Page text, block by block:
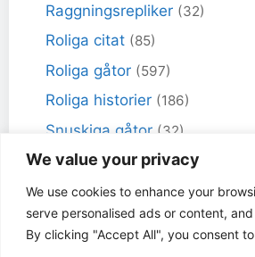
We value your privacy
We use cookies to enhance your
serve personalised ads or content,
By clicking "Accept All", you consent
Raggningsrepliker (32)
Roliga citat (85)
Roliga gåtor (597)
Roliga historier (186)
Snuskiga gåtor (32)
Snuskiga skämt(98)
Sportskämt (18)
Torra skämt (461)